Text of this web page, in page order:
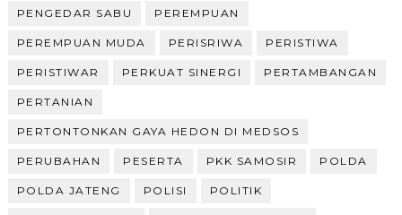
PENGEDAR SABU PEREMPUAN
PEREMPUAN MUDA PERISRIWA PERISTIWA
PERISTIWAR PERKUAT SINERGI PERTAMBANGAN
PERTANIAN
PERTONTONKAN GAYA HEDON DI MEDSOS
PERUBAHAN PESERTA PKK SAMOSIR POLDA
POLDA JATENG POLISI POLITIK